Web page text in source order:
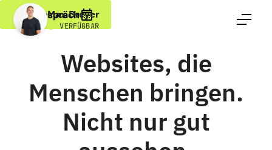
Max Dreyer
VERFÜGBAR
Erstgespräch
Websites, die
Menschen bringen.
Nicht nur gut